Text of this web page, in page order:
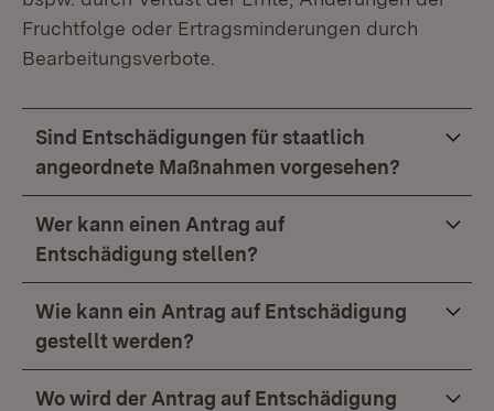
Fruchtfolge oder Ertragsminderungen durch
Bearbeitungsverbote.
Sind Entschädigungen für staatlich
angeordnete Maßnahmen vorgesehen?
Wer kann einen Antrag auf
Entschädigung stellen?
Wie kann ein Antrag auf Entschädigung
gestellt werden?
Wo wird der Antrag auf Entschädigung